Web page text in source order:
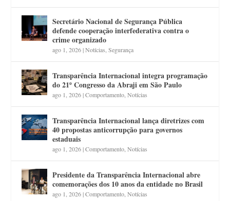
Secretário Nacional de Segurança Pública
defende cooperação interfederativa contra o
crime organizado
ago 1, 2026|Notícias ,Segurança
Transparência Internacional integra programação
do 21º Congresso da Abraji em São Paulo
ago 1, 2026|Comportamento ,Notícias
Transparência Internacional lança diretrizes com
40 propostas anticorrupção para governos
estaduais
ago 1, 2026|Comportamento ,Notícias
Presidente da Transparência Internacional abre
comemorações dos 10 anos da entidade no Brasil
ago 1, 2026|Comportamento ,Notícias